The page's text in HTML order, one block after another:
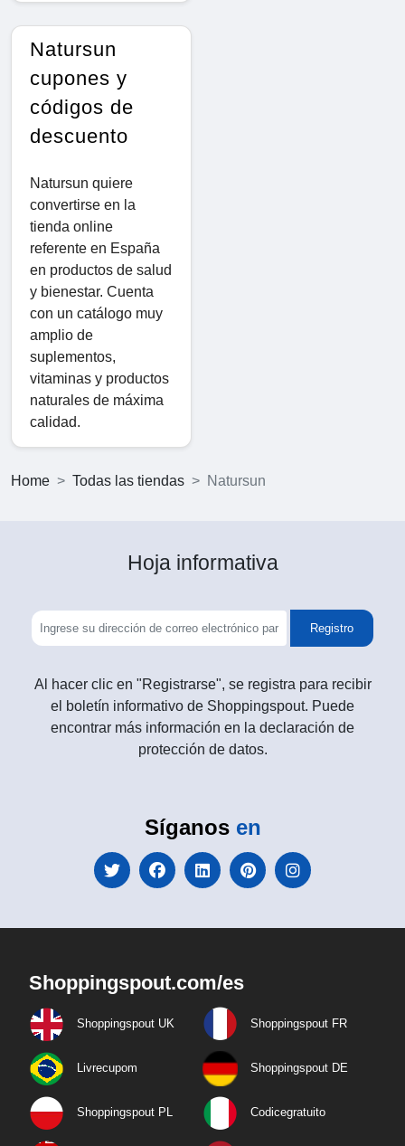
Natursun
cupones y
códigos de
descuento
Natursun quiere
convertirse en la
tienda online
referente en España
en productos de salud
y bienestar. Cuenta
con un catálogo muy
amplio de
suplementos,
vitaminas y productos
naturales de máxima
calidad.
Home Todas las tiendas Natursun
Hoja informativa
Registro
Al hacer clic en "Registrarse", se registra para recibir
el boletín informativo de Shoppingspout. Puede
encontrar más información en la declaración de
protección de datos.
Síganos en
Shoppingspout.com/es
Shoppingspout UK Shoppingspout FR
Livrecupom Shoppingspout DE
Shoppingspout PL Codicegratuito